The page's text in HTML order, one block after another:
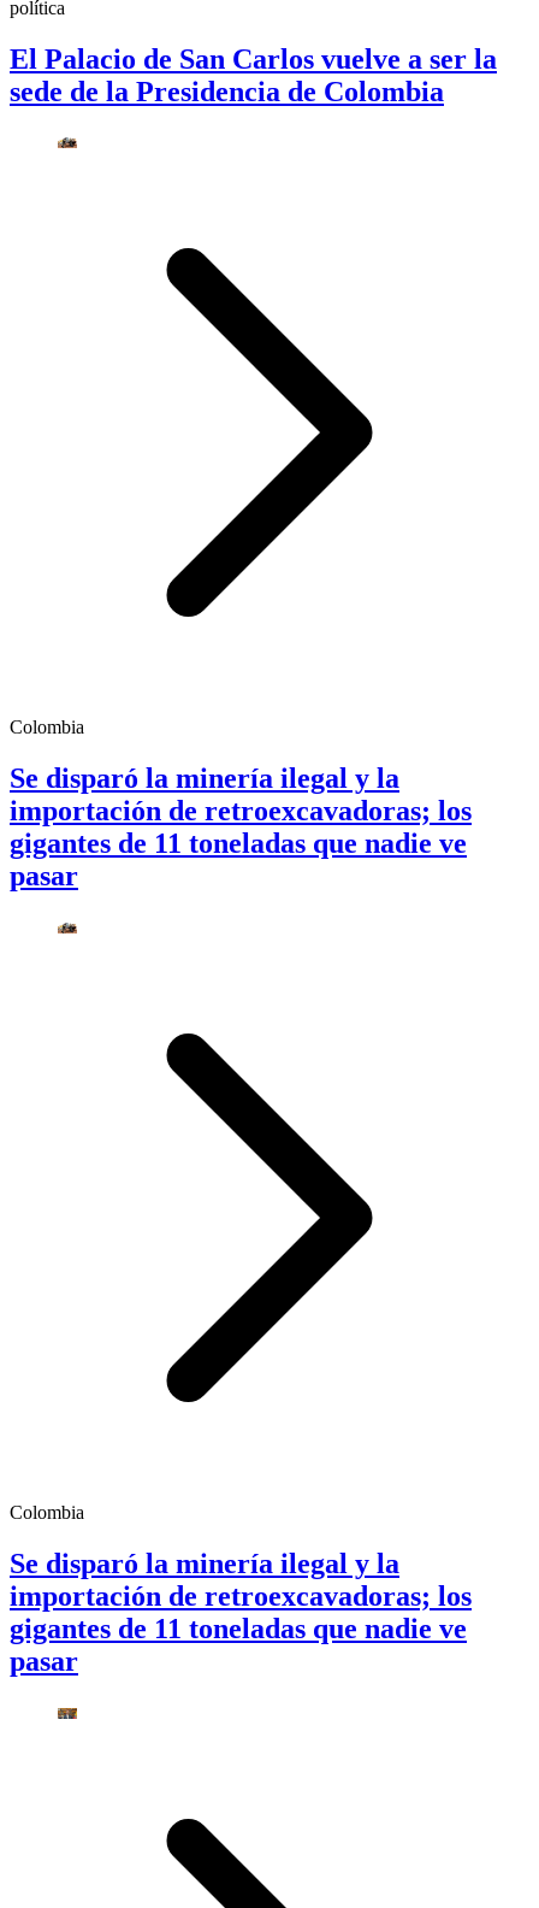
política
El Palacio de San Carlos vuelve a ser la
sede de la Presidencia de Colombia
Colombia
Se disparó la minería ilegal y la
importación de retroexcavadoras; los
gigantes de 11 toneladas que nadie ve
pasar
Colombia
Se disparó la minería ilegal y la
importación de retroexcavadoras; los
gigantes de 11 toneladas que nadie ve
pasar